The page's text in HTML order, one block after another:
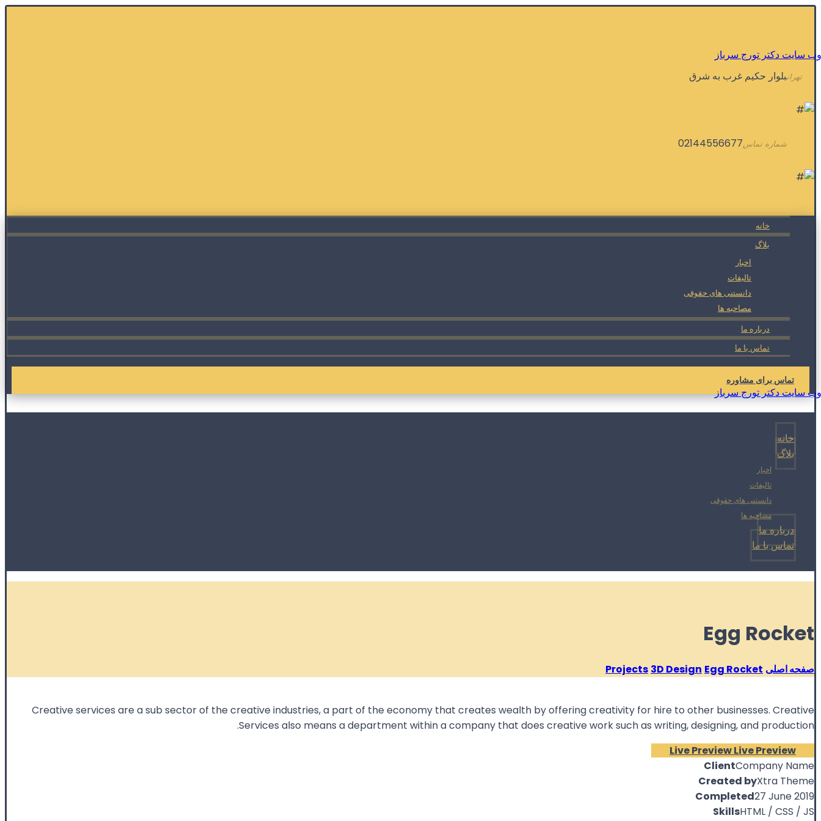
تهرانبلوار حکیم غرب به شرق
شماره تماس02144556677
خانه
بلاگ
اخبار
تالیفات
دانستنی های حقوقی
مصاحبه ها
درباره ما
تماس با ما
تماس برای مشاوره
خانه
بلاگ
اخبار
تالیفات
دانستنی های حقوقی
مصاحبه ها
درباره ما
تماس با ما
Egg Rocket
صفحه اصلی Projects 3D Design Egg Rocket
Creative services are a sub sector of the creative industries, a part of the economy that creates wealth by offering creativity for hire to other businesses. Creative
Services also means a department within a company that does creative work such as writing, designing, and production.
Live PreviewLive Preview
ClientCompany Name
Created byXtra Theme
Completed27 June 2019
SkillsHTML / CSS / JS